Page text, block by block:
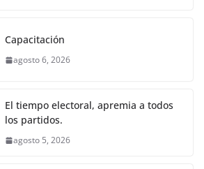
s
A
p
e
n
er
Capacitación
agosto 6, 2026
El tiempo electoral, apremia a todos
los partidos.
agosto 5, 2026